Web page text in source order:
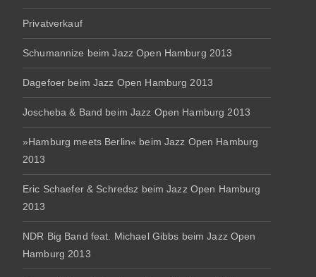
Privatverkauf
Schumannize beim Jazz Open Hamburg 2013
Dagefoer beim Jazz Open Hamburg 2013
Joscheba & Band beim Jazz Open Hamburg 2013
»Hamburg meets Berlin« beim Jazz Open Hamburg
2013
Eric Schaefer & Schredsz beim Jazz Open Hamburg
2013
NDR Big Band feat. Michael Gibbs beim Jazz Open
Hamburg 2013